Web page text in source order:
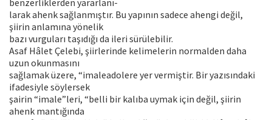
benzerliklerden yararlanı-
larak ahenk sağlanmıştır. Bu yapının sadece ahengi değil,
şiirin anlamına yönelik
bazı vurguları taşıdığı da ileri sürülebilir.
Asaf Hâlet Çelebi, şiirlerinde kelimelerin normalden daha
uzun okunmasını
sağlamak üzere, “imaleadolere yer vermiştir. Bir yazısındaki
ifadesiyle söylersek
şairin “imale”leri, “belli bir kalıba uymak için değil, şiirin
ahenk mantığında